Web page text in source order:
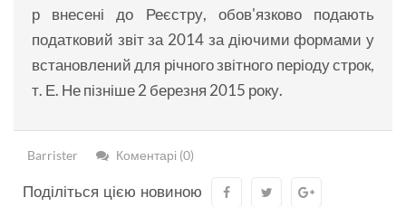
р внесені до Реєстру, обов'язково подають
податковий звіт за 2014 за діючими формами у
встановлений для річного звітного періоду строк,
т. Е. Не пізніше 2 березня 2015 року.
Barrister Коментарі (0)
Поділіться цією новиною